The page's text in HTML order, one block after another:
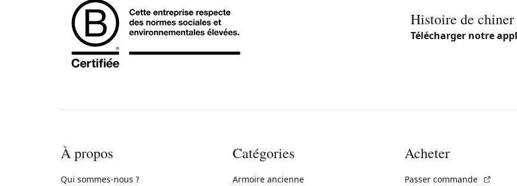
Histoire de
Télécharger notre
À propos
Qui sommes-nous ?
Catégories
Armoire ancienne
Acheter
Passer commande